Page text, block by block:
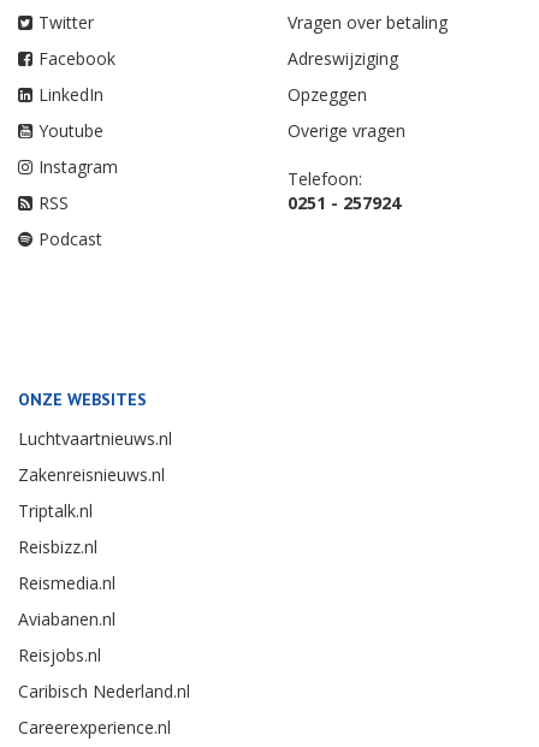
Twitter
Facebook
LinkedIn
Youtube
Instagram
RSS
Podcast
Vragen over betaling
Adreswijziging
Opzeggen
Overige vragen
Telefoon:
0251 - 257924
ONZE WEBSITES
Luchtvaartnieuws.nl
Zakenreisnieuws.nl
Triptalk.nl
Reisbizz.nl
Reismedia.nl
Aviabanen.nl
Reisjobs.nl
Caribisch Nederland.nl
Careerexperience.nl